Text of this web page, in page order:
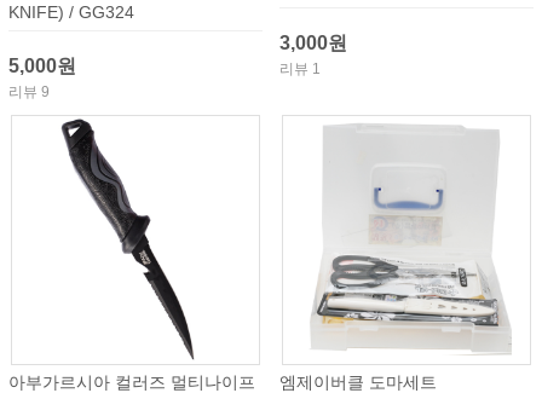
KNIFE) / GG324
5,000원
리뷰 9
3,000원
리뷰 1
아부가르시아 컬러즈 멀티나이프
엠제이버클 도마세트